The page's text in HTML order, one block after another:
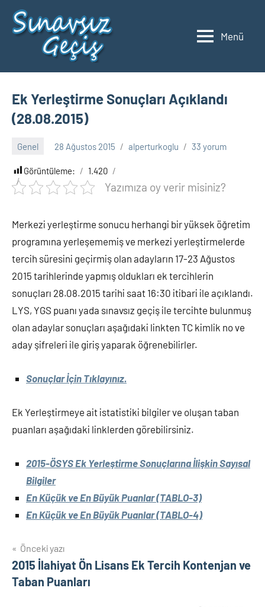
İçeriğe
geç
Puanları
Sıralamaları
Menü
Ek Yerleştirme Sonuçları Açıklandı
(28.08.2015)
Genel 28 Ağustos 2015 alperturkoglu 33 yorum
Görüntüleme: 1.420
Yazımıza oy verir misiniz?
Merkezi yerleştirme sonucu herhangi bir yüksek öğretim
programına yerleşememiş ve merkezi yerleştirmelerde
tercih süresini geçirmiş olan adayların 17-23 Ağustos
2015 tarihlerinde yapmış oldukları ek tercihlerin
sonuçları 28.08.2015 tarihi saat 16:30 itibari ile açıklandı.
LYS, YGS puanı yada sınavsız geçiş ile tercihte bulunmuş
olan adaylar sonuçları aşağıdaki linkten TC kimlik no ve
aday şifreleri ile giriş yaparak öğrenebilirler.
Sonuçlar İçin Tıklayınız.
Ek Yerleştirmeye ait istatistiki bilgiler ve oluşan taban
puanları aşağıdaki linklerden görebilirsiniz.
2015-ÖSYS Ek Yerleştirme Sonuçlarına İlişkin Sayısal
Bilgiler
En Küçük ve En Büyük Puanlar (TABLO-3)
En Küçük ve En Büyük Puanlar (TABLO-4)
Yazı
gezinmesi
Önceki yazı
2015 İlahiyat Ön Lisans Ek Tercih Kontenjan ve
Taban Puanları